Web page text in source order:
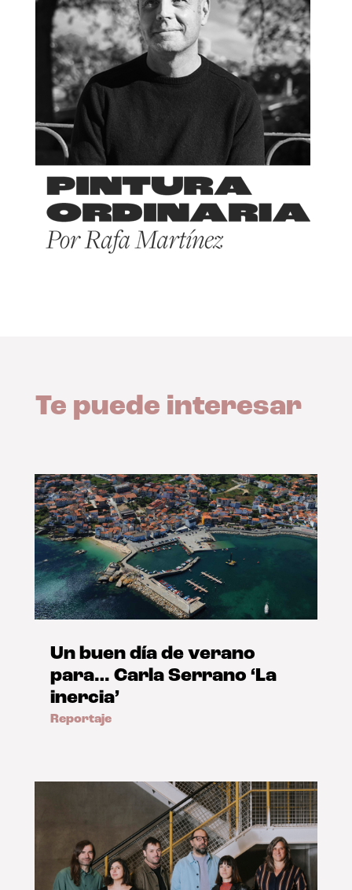
Te puede interesar
Un buen día de verano
para… Carla Serrano ‘La
inercia’
Reportaje